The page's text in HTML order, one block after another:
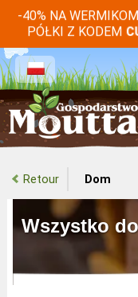
-40% NA
PÓŁKI Z KODEM
Retour Dom
Wszystko